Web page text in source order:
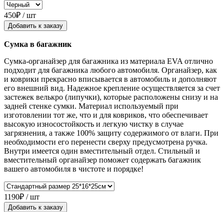
450₽ / шт
Добавить к заказу
Сумка в багажник
Сумка-органайзер для багажника из материала EVA отлично
подходит для багажника любого автомобиля. Органайзер, как
и коврики прекрасно вписывается в автомобиль и дополняют
его внешний вид. Надежное крепление осуществляется за счет
застежек велькро (липучки), которые расположены снизу и на
задней стенке сумки. Материал используемый при
изготовлении тот же, что и для ковриков, что обеспечивает
высокую износостойкость и легкую чистку в случае
загрязнения, а также 100% защиту содержимого от влаги. При
необходимости его перенести сверху предусмотрена ручка.
Внутри имеется один вместительный отдел. Стильный и
вместительный органайзер поможет содержать багажник
вашего автомобиля в чистоте и порядке!
1190₽ / шт
Добавить к заказу